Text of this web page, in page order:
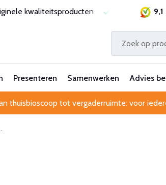
prijsgarantie Al 25 jaar
Presenteren Samenwerken Advies
thuisbioscoop tot vergaderruimte: voor